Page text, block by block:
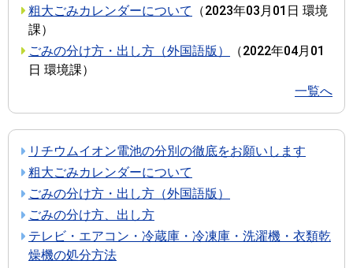
粗大ごみカレンダーについて
（2023年03月01日 環境
課）
ごみの分け方・出し方（外国語版）
（2022年04月01
日 環境課）
一覧へ
リチウムイオン電池の分別の徹底をお願いします
粗大ごみカレンダーについて
ごみの分け方・出し方（外国語版）
ごみの分け方、出し方
テレビ・エアコン・冷蔵庫・冷凍庫・洗濯機・衣類乾
燥機の処分方法